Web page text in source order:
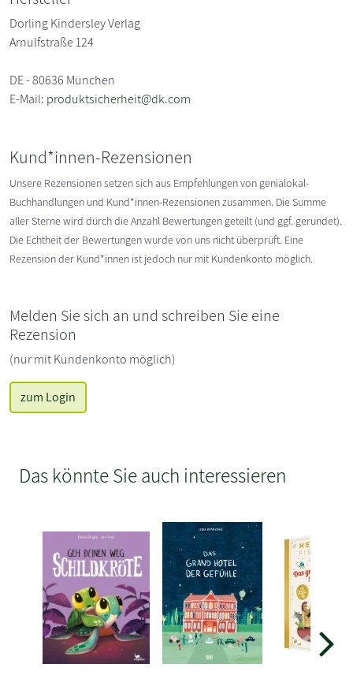
Dorling Kindersley Verlag
Arnulfstraße 124
DE - 80636 München
E-Mail: produktsicherheit@dk.com
Kund*innen-Rezensionen
Unsere Rezensionen setzen sich aus Empfehlungen von genialokal-
Buchhandlungen und Kund*innen-Rezensionen zusammen. Die Summe
aller Sterne wird durch die Anzahl Bewertungen geteilt (und ggf. gerundet).
Die Echtheit der Bewertungen wurde von uns nicht überprüft. Eine
Rezension der Kund*innen ist jedoch nur mit Kundenkonto möglich.
Melden Sie sich an und schreiben Sie eine
Rezension
(nur mit Kundenkonto möglich)
zum Login
Das könnte Sie auch interessieren